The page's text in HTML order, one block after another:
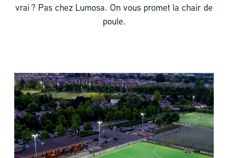
vrai ? Pas chez Lumosa. On vous promet la chair de
poule.